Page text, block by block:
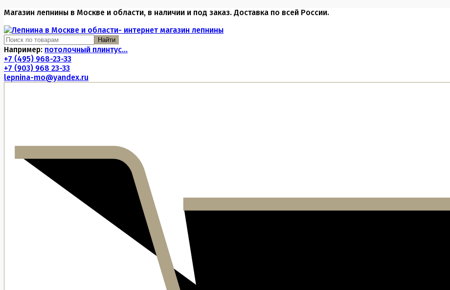
Магазин лепнины в Москве и области, в наличии и под заказ. Доставка по всей России.
Найти
Например: потолочный плинтус...
+7 (495) 968-23-33
+7 (903) 968 23-33
lepnina-mo@yandex.ru